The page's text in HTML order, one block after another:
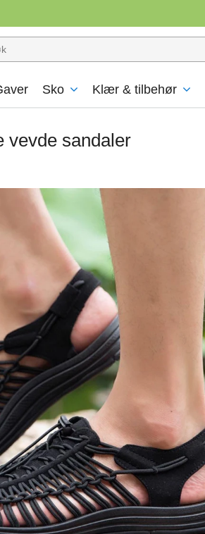
Sko Klær & tilbehør
vevde sandaler